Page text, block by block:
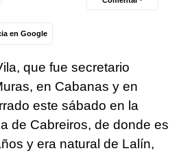
en Google
que fue secretario
en Cabanas y en
este sábado en la
de Cabreiros, de donde es
y era natural de Lalín,